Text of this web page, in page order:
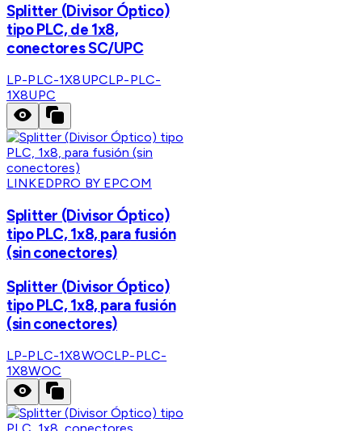
Splitter (Divisor Óptico)
tipo PLC, de 1x8,
conectores SC/UPC
LP-PLC-1X8UPCLP-PLC-
1X8UPC
LINKEDPRO BY EPCOM
Splitter (Divisor Óptico)
tipo PLC, 1x8, para fusión
(sin conectores)
Splitter (Divisor Óptico)
tipo PLC, 1x8, para fusión
(sin conectores)
LP-PLC-1X8WOCLP-PLC-
1X8WOC